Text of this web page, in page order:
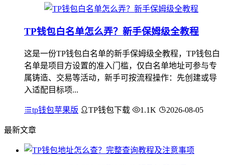
TP钱包白名单怎么弄？新手保姆级全教程
这是一份TP钱包白名单的新手保姆级全教程，TP钱包白
名单是项目方设置的准入门槛，仅白名单地址可参与专
属铸造、交易等活动，新手可按流程操作：先创建或导
入适配目标项...
tp钱包苹果版 TP钱包下载 1.1K 2026-08-05
最新文章